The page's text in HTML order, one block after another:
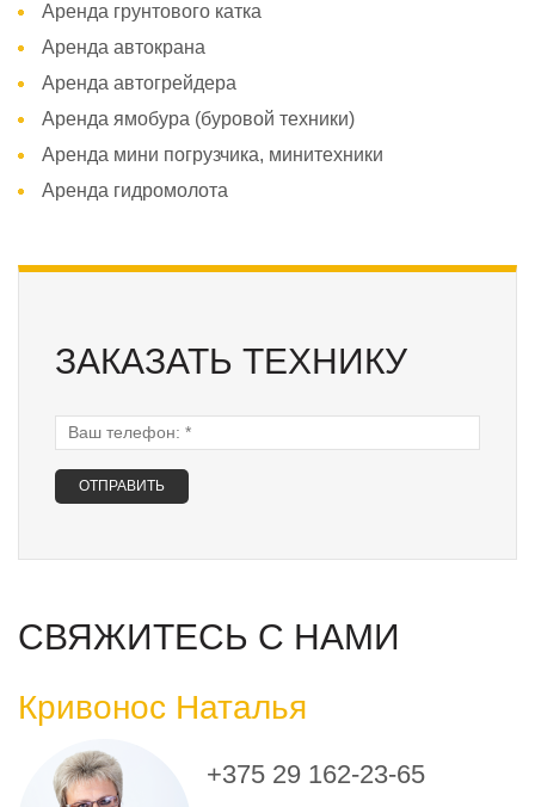
Аренда грунтового катка
Аренда автокрана
Аренда автогрейдера
Аренда ямобура (буровой техники)
Аренда мини погрузчика, минитехники
Аренда гидромолота
ЗАКАЗАТЬ ТЕХНИКУ
Ваш телефон:
СВЯЖИТЕСЬ С НАМИ
Кривонос Наталья
+375 29 162-23-65